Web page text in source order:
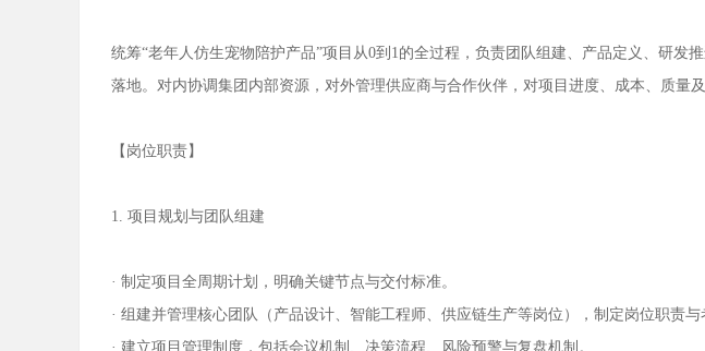
统筹“老年人仿生宠物陪护产品”项目从0到1的全过程，负责团队组建、产品定义、研发
落地。对内协调集团内部资源，对外管理供应商与合作伙伴，对项目进度、成本、质量
【岗位职责】
1. 项目规划与团队组建
· 制定项目全周期计划，明确关键节点与交付标准。
· 组建并管理核心团队（产品设计、智能工程师、供应链生产等岗位），制定岗位职责与
· 建立项目管理制度，包括会议机制、决策流程、风险预警与复盘机制。